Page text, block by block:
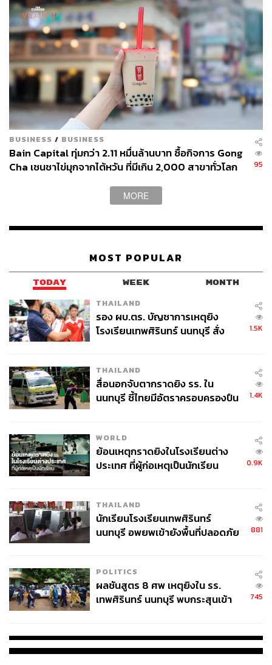
BUSINESS / BUSINESS
Bain Capital ทุ่มกว่า 2.11 หมื่นล้านบาท ซื้อกิจการ Gong
Cha เชนชาไข่มุกจากไต้หวัน ที่มีเกิน 2,000 สาขาทั่วโลก
95
MORE
MOST POPULAR
TODAY WEEK MONTH
THAILAND
รอง ผบ.ตร. บัญชาการเหตุยิง
โรงเรียนเทพศิรินทร์ นนทบุรี สั่ง
1.5K
THAILAND
สื่อนอกจับตากราดยิง รร. ใน
นนทบุรี ชี้ไทยมีอัตราครอบครองปืน
1.4K
WORLD
ย้อนเหตุกราดยิงในโรงเรียนต่าง
ประเทศ ที่ผู้ก่อเหตุเป็นนักเรียน
0.9K
THAILAND
นักเรียนโรงเรียนเทพศิรินทร์
นนทบุรี อพยพเข้ายังพื้นที่ปลอดภัย
881
POLITICS
ผลชันสูตร 8 ศพ เหตุยิงใน รร.
เทพศิรินทร์ นนทบุรี พบกระสุนเข้า
745